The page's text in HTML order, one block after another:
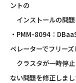
ントの
インストールの問題
・PMM-8094：
ペレーターでフリーズ
クラスタが一時停
ない問題を修正しまし